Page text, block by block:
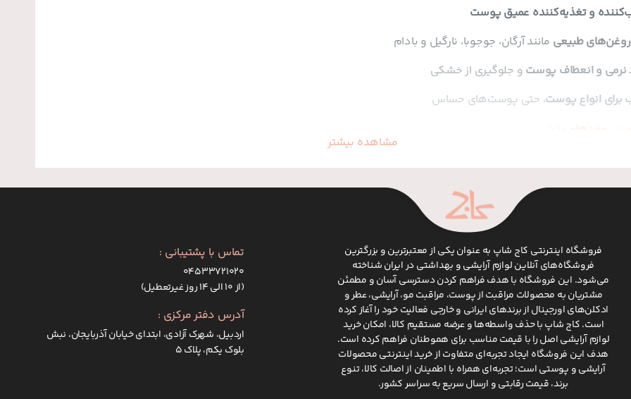
و تغذیه‌کننده عمیق پوست
طبیعی مانند آرگان، جوجوبا، نارگیل و بادام
نرمی و انعطاف پوست و جلوگیری از خشکی
برای انواع پوست، حتی پوست‌های حساس
بدن نارگیل – نرم‌کننده و شاداب‌کننده پوست
از روغن بدن
نتیجه، پس از استحمام و روی پوست مرطوب، مقداری روغن بدن را ماساژ دهید تا رطوبت در پوست حفظ شود و لطافت آن چند
آن با سایرمحصولات پوستیمی‌تواند روتین مراقبتی شما را کامل‌ تر کند و سلامت پوست را تضمین نماید.
کاج‌شاپ؟
کیفیت و اصالت برندها
مشاهده بیشتر
فروشگاه اینترنتی کاج شاپ به عنوان یکی از معتبرترین و بزرگترین
فروشگاه‌های آنلاین لوازم آرایشی و بهداشتی در ایران شناخته
می‌شود. این فروشگاه با هدف فراهم کردن دسترسی آسان و مطمئن
مشتریان به محصولات مراقبت از پوست، مراقبت مو، آرایشی، عطر و
ادکلن‌های اورجینال از برندهای ایرانی و خارجی فعالیت خود را آغاز کرده
است. کاج شاپ با حذف واسطه‌ها و عرضه مستقیم کالا، امکان خرید
لوازم آرایشی اصل را با قیمت مناسب برای هموطنان فراهم کرده است.
هدف این فروشگاه ایجاد تجربه‌ای متفاوت از خرید اینترنتی محصولات
آرایشی و پوستی است؛ تجربه‌ای همراه با اطمینان از اصالت کالا، تنوع
برند، قیمت رقابتی و ارسال سریع به سراسر کشور.
تماس با پشتیبانی :
۰۴۵۳۳۷۲۱۰۲۰
(از ۱۰ الی ۱۴ روز غیرتعطیل)
آدرس دفتر مرکزی :
اردبیل، شهرک آزادی، ابتدای خیابان آذربایجان، نبش
بلوک یکم، پلاک 5